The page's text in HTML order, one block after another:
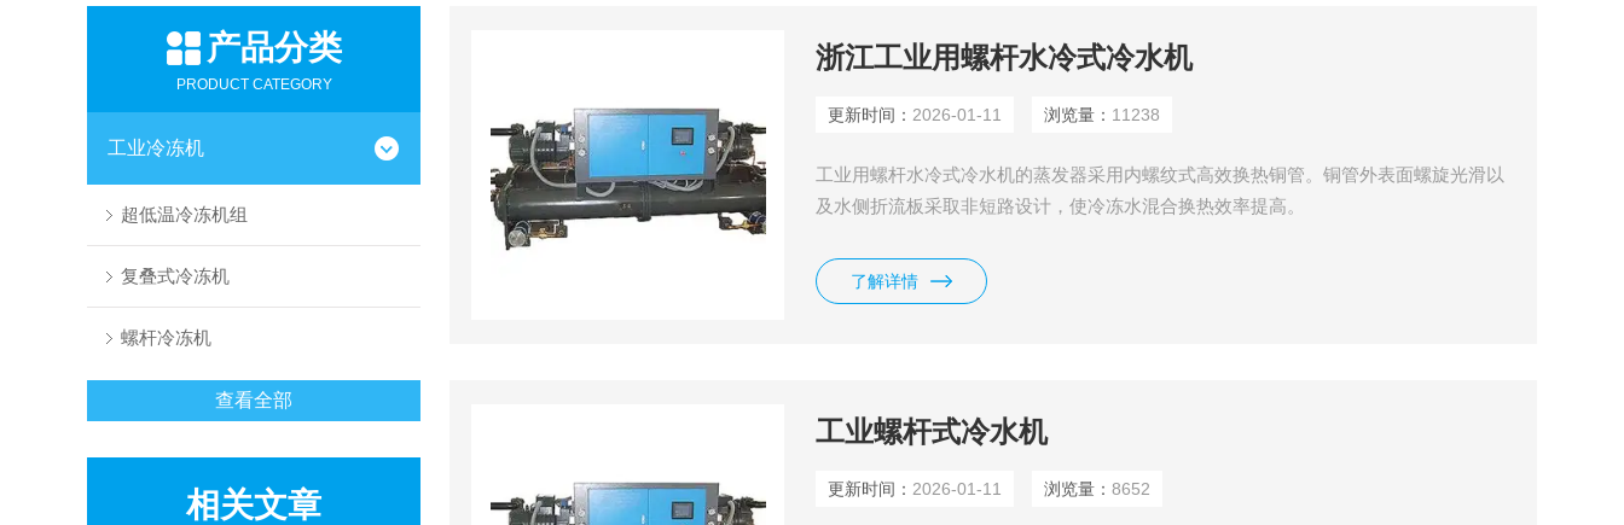
产品分类
PRODUCT CATEGORY
工业冷冻机
超低温冷冻机组
复叠式冷冻机
螺杆冷冻机
查看全部
相关文章
浙江工业用螺杆水冷式冷水机
更新时间： 2026-01-11 浏览量： 11238
工业用螺杆水冷式冷水机的蒸发器采用内螺纹式高效换热铜管。铜管外表面螺旋光滑以
及水侧折流板采取非短路设计，使冷冻水混合换热效率提高。
了解详情
工业螺杆式冷水机
更新时间： 2026-01-11 浏览量：8652